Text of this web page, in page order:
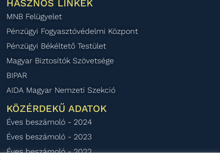
HASZNOS LINKEK
MNB Felügyelet
Pénzügyi Fogyasztóvédelmi Központ
Pénzügyi Békéltető Testület
Magyar Biztosítók Szövetsége
BIPAR
AIDA Magyar Nemzeti Szekció
KÖZÉRDEKŰ ADATOK
Éves beszámoló - 2024
Éves beszámoló - 2023
Éves beszámoló - 2022